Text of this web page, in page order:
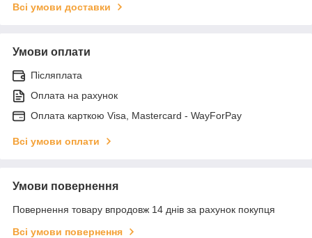
Всі умови доставки
Умови оплати
Післяплата
Оплата на рахунок
Оплата карткою Visa, Mastercard - WayForPay
Всі умови оплати
Умови повернення
Повернення товару впродовж 14 днів за рахунок покупця
Всі умови повернення